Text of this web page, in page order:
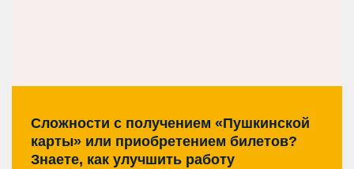
Сложности с получением «Пушкинской
карты» или приобретением билетов?
Знаете, как улучшить работу